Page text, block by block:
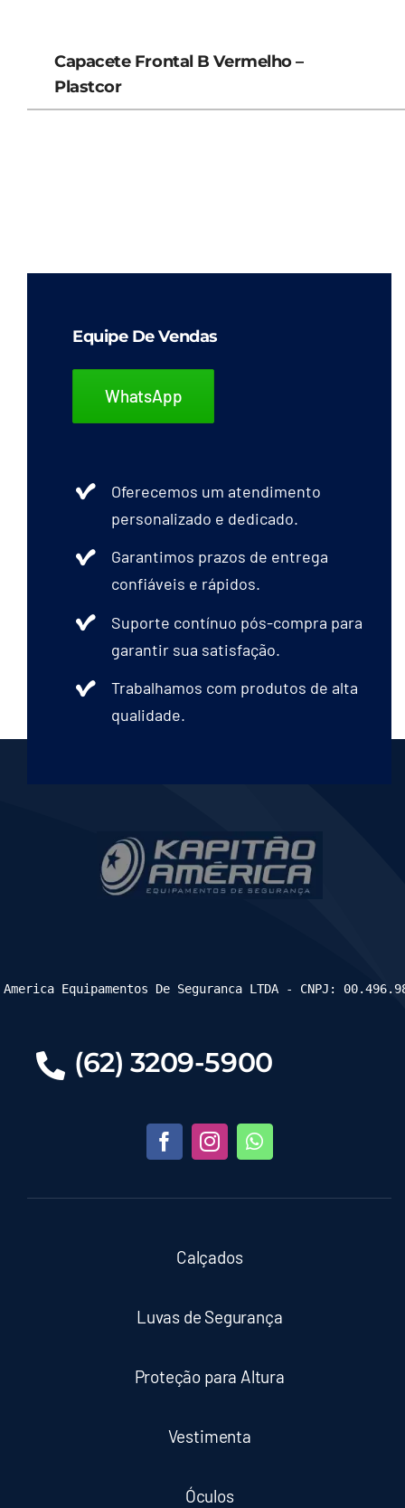
Capacete Frontal B Vermelho –
Plastcor
Equipe De Vendas
WhatsApp
Oferecemos um atendimento
personalizado e dedicado.
Garantimos prazos de entrega
confiáveis e rápidos.
Suporte contínuo pós-compra para
garantir sua satisfação.
Trabalhamos com produtos de alta
qualidade.
(62) 3209-5900
Calçados
Luvas de Segurança
Proteção para Altura
Vestimenta
Óculos
Equipamentos De Seguranca LTDA - CNPJ: